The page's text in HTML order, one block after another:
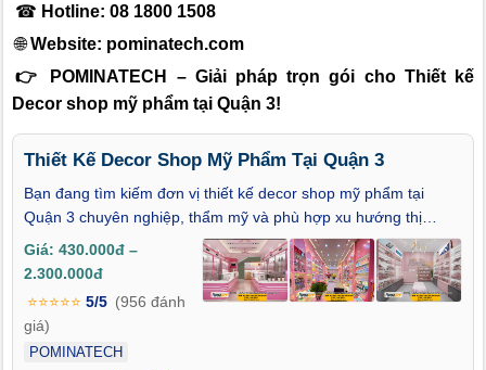
☎ Hotline: 08 1800 1508
🌐Website: pominatech.com
👉 POMINATECH – Giải pháp trọn gói cho Thiết kế
Decor shop mỹ phẩm tại Quận 3!
Thiết Kế Decor Shop Mỹ Phẩm Tại Quận 3
Bạn đang tìm kiếm đơn vị thiết kế decor shop mỹ phẩm tại
Quận 3 chuyên nghiệp, thẩm mỹ và phù hợp xu hướng thị
trường? Với vị trí đắc địa, dân cư sầm uất và nhiều tuyến
đường kinh doanh sôi động như Cách Mạng Tháng Tám, Võ
Văn Tần, Nguyễn Đình Chiểu, Quận 3 luôn là nơi lý tưởng để
mở shop mỹ phẩm. Tuy nhiên, để cửa hàng nổi bật giữa hàng
trăm thương hiệu, việc đầu tư bài bản vào thiết kế và decor
không gian là yếu tố then chốt. Dù bạn kinh doanh tại phường
Giá: 430.000đ –
2.300.000đ
⭐⭐⭐⭐⭐ 5/5 (956 đánh
giá)
POMINATECH